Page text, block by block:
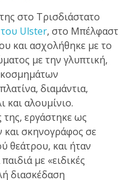
στο Τρισδιάστατο
Ulster, στο Μπέλφαστ
και ασχολήθηκε με το
με την γλυπτική,
διαμάντια,
και αλουμίνιο.
εργάστηκε ως
και σκηνογράφος σε
θεάτρου, και ήταν
με «ειδικές
διασκέδαση